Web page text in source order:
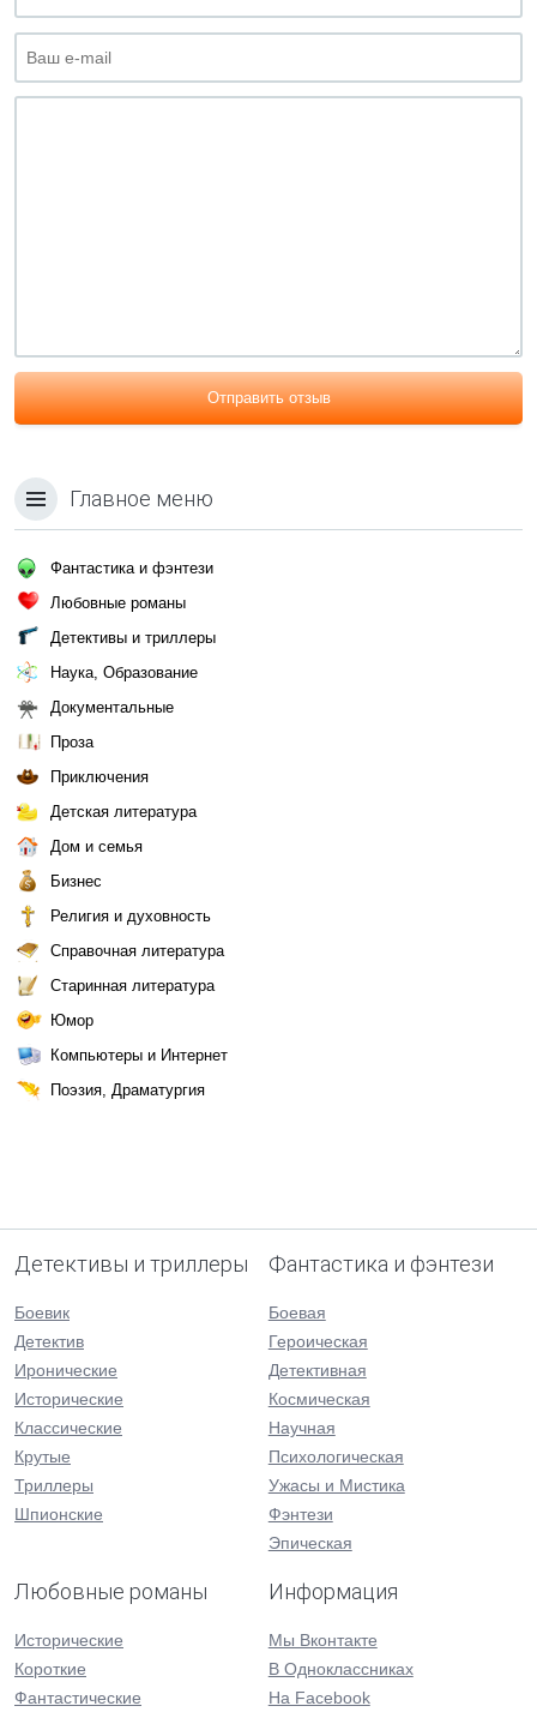
Отправить отзыв
Главное меню
Фантастика и фэнтези
Любовные романы
Детективы и триллеры
Наука, Образование
Документальные
Проза
Приключения
Детская литература
Дом и семья
Бизнес
Религия и духовность
Справочная литература
Старинная литература
Юмор
Компьютеры и Интернет
Поэзия, Драматургия
Детективы и триллеры
Боевик
Детектив
Иронические
Исторические
Классические
Крутые
Триллеры
Шпионские
Фантастика и фэнтези
Боевая
Героическая
Детективная
Космическая
Научная
Психологическая
Ужасы и Мистика
Фэнтези
Эпическая
Любовные романы
Исторические
Короткие
Фантастические
Информация
Мы Вконтакте
В Одноклассниках
На Facebook